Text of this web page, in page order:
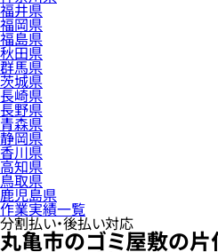
福井県
福岡県
福島県
秋田県
群馬県
茨城県
長崎県
長野県
青森県
静岡県
香川県
高知県
鳥取県
鹿児島県
作業実績一覧
分割払い・後払い対応
丸亀市のゴミ屋敷の片